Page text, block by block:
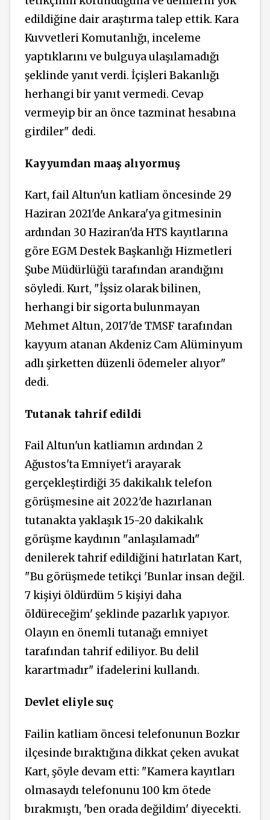
edildiğine dair araştırma talep ettik. Kara
Kuvvetleri Komutanlığı, inceleme
yaptıklarını ve bulguya ulaşılamadığı
şeklinde yanıt verdi. İçişleri Bakanlığı
herhangi bir yanıt vermedi. Cevap
vermeyip bir an önce tazminat hesabına
girdiler" dedi.
Kayyumdan maaş alıyormuş
Kart, fail Altun'un katliam öncesinde 29
Haziran 2021'de Ankara'ya gitmesinin
ardından 30 Haziran'da HTS kayıtlarına
göre EGM Destek Başkanlığı Hizmetleri
Şube Müdürlüğü tarafından arandığını
söyledi. Kurt, "İşsiz olarak bilinen,
herhangi bir sigorta bulunmayan
Mehmet Altun, 2017'de TMSF tarafından
kayyum atanan Akdeniz Cam Alüminyum
adlı şirketten düzenli ödemeler alıyor"
dedi.
Tutanak tahrif edildi
Fail Altun'un katliamın ardından 2
Ağustos'ta Emniyet'i arayarak
gerçekleştirdiği 35 dakikalık telefon
görüşmesine ait 2022'de hazırlanan
tutanakta yaklaşık 15-20 dakikalık
görüşme kaydının "anlaşılamadı"
denilerek tahrif edildiğini hatırlatan Kart,
"Bu görüşmede tetikçi 'Bunlar insan değil.
7 kişiyi öldürdüm 5 kişiyi daha
öldüreceğim' şeklinde pazarlık yapıyor.
Olayın en önemli tutanağı emniyet
tarafından tahrif ediliyor. Bu delil
karartmadır" ifadelerini kullandı.
Devlet eliyle suç
Failin katliam öncesi telefonunun Bozkır
ilçesinde bıraktığına dikkat çeken avukat
Kart, şöyle devam etti: "Kamera kayıtları
olmasaydı telefonunu 100 km ötede
bırakmıştı, 'ben orada değildim' diyecekti.